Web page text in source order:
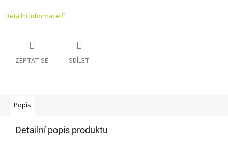
Detailní informace
ZEPTAT SE SDÍLET
Popis
Detailní popis produktu